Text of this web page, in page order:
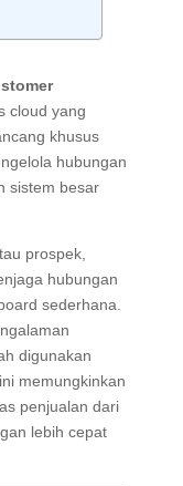
cloud yang
khusus
hubungan
sistem besar
prospek,
hubungan
sederhana.
digunakan
memungkinkan
penjualan dari
lebih cepat